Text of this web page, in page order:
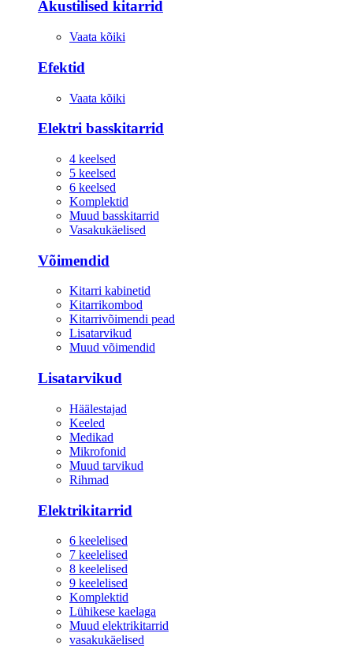
Akustilised kitarrid
Vaata kõiki
Efektid
Vaata kõiki
Elektri basskitarrid
4 keelsed
5 keelsed
6 keelsed
Komplektid
Muud basskitarrid
Vasakukäelised
Võimendid
Kitarri kabinetid
Kitarrikombod
Kitarrivõimendi pead
Lisatarvikud
Muud võimendid
Lisatarvikud
Häälestajad
Keeled
Medikad
Mikrofonid
Muud tarvikud
Rihmad
Elektrikitarrid
6 keelelised
7 keelelised
8 keelelised
9 keelelised
Komplektid
Lühikese kaelaga
Muud elektrikitarrid
vasakukäelised